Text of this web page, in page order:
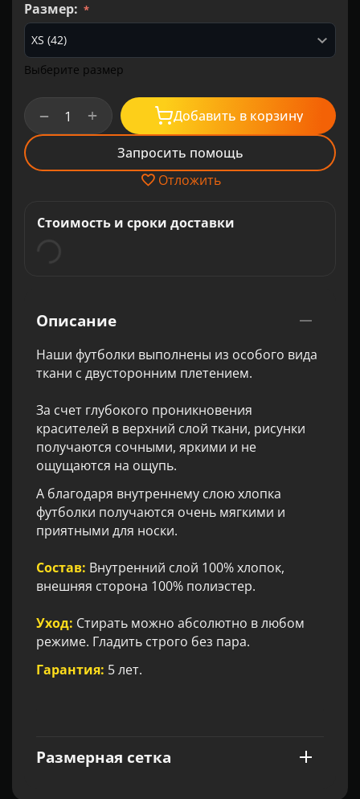
Размер:
Выберите размер
+
− Добавить в корзину
Запросить помощь
Отложить
Стоимость и сроки доставки
Описание
Наши футболки выполнены из особого вида
ткани с двусторонним плетением.
За счет глубокого проникновения
красителей в верхний слой ткани, рисунки
получаются сочными, яркими и не
ощущаются на ощупь.
А благодаря внутреннему слою хлопка
футболки получаются очень мягкими и
приятными для носки.
Состав: Внутренний слой 100% хлопок,
внешняя сторона 100% полиэстер.
Уход: Стирать можно абсолютно в любом
режиме. Гладить строго без пара.
Гарантия: 5 лет.
Размерная сетка